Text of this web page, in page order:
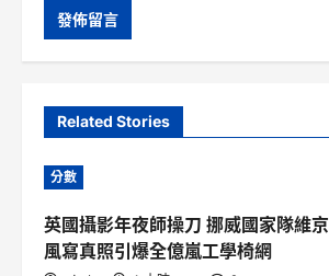
Related Stories
分數
英國攝影年夜師操刀 挪威國家隊維京
風寫真照引爆全億嵐工學椅網